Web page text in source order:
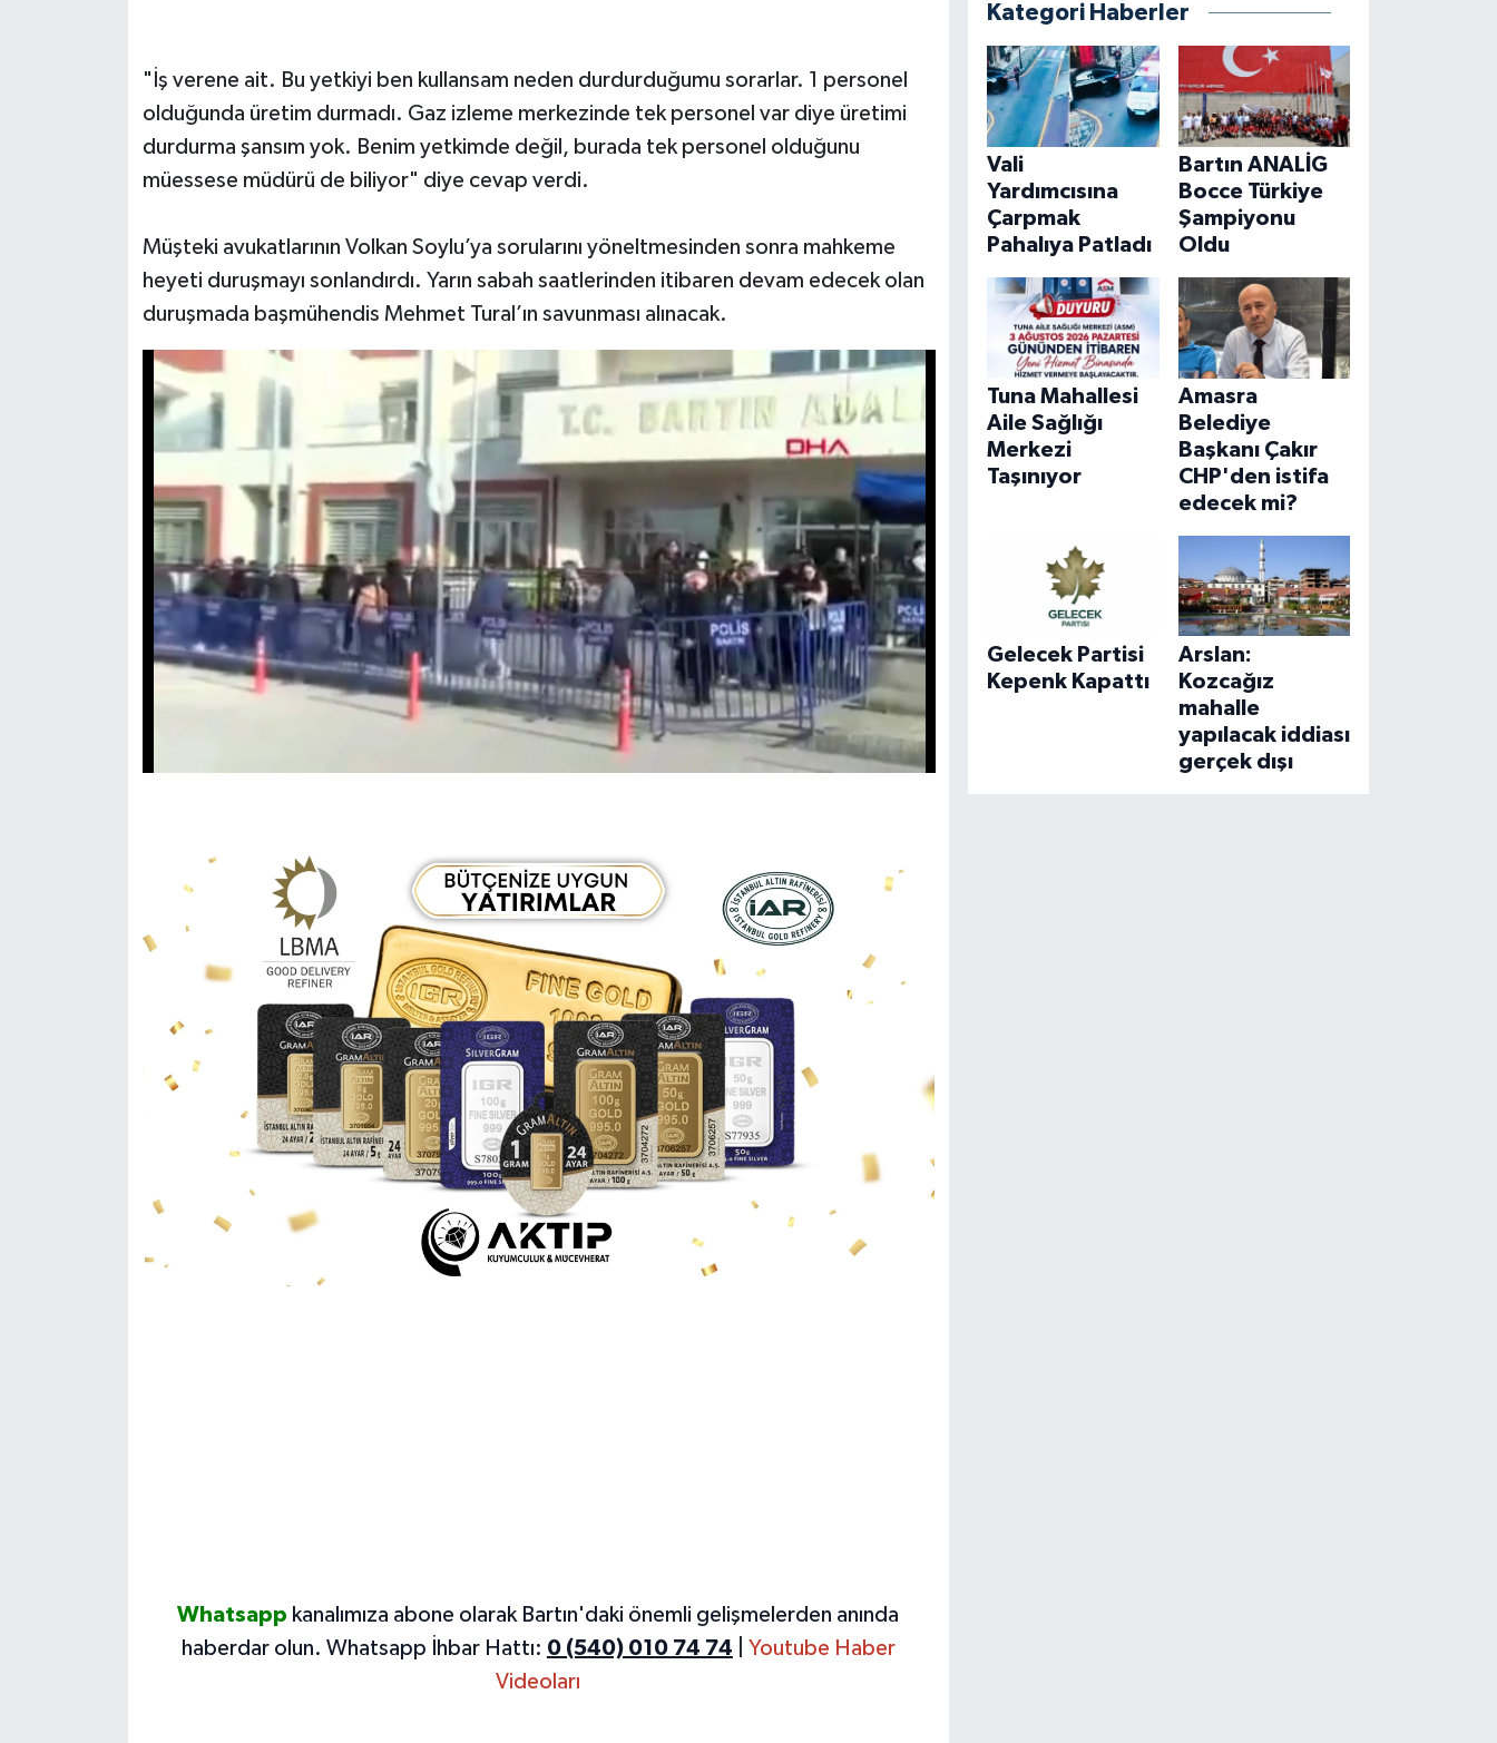
"İş verene ait. Bu yetkiyi ben kullansam neden durdurduğumu sorarlar. 1 personel
olduğunda üretim durmadı. Gaz izleme merkezinde tek personel var diye üretimi
durdurma şansım yok. Benim yetkimde değil, burada tek personel olduğunu
müessese müdürü de biliyor" diye cevap verdi.
Müşteki avukatlarının Volkan Soylu’ya sorularını yöneltmesinden sonra mahkeme
heyeti duruşmayı sonlandırdı. Yarın sabah saatlerinden itibaren devam edecek olan
duruşmada başmühendis Mehmet Tural’ın savunması alınacak.
Whatsapp kanalımıza abone olarak Bartın'daki önemli gelişmelerden anında
haberdar olun. Whatsapp İhbar Hattı: 0 (540) 010 74 74
Youtube Haber
Videoları
Kategori Haberler
Vali
Yardımcısına
Çarpmak
Pahalıya Patladı
Bartın ANALİG
Bocce Türkiye
Şampiyonu
Oldu
Tuna Mahallesi
Aile Sağlığı
Merkezi
Taşınıyor
Amasra
Belediye
Başkanı Çakır
CHP'den istifa
edecek mi?
Gelecek Partisi
Kepenk Kapattı
Arslan:
Kozcağız
mahalle
yapılacak iddiası
gerçek dışı